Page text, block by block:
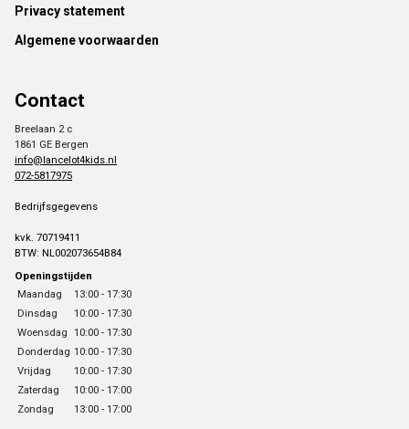
Footer
Privacy statement
Algemene voorwaarden
Contact
Breelaan 2 c
1861 GE Bergen
info@lancelot4kids.nl
072-5817975
Bedrijfsgegevens
kvk. 70719411
BTW: NL002073654B84
Openingstijden
Maandag
13:00 - 17:30
Dinsdag
10:00 - 17:30
Woensdag 10:00 - 17:30
Donderdag 10:00 - 17:30
Vrijdag
10:00 - 17:30
Zaterdag
10:00 - 17:00
Zondag
13:00 - 17:00